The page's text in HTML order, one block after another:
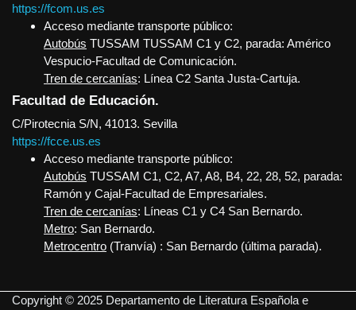
https://fcom.us.es
Acceso mediante transporte público:
Autobús TUSSAM TUSSAM C1 y C2, parada: Américo
Vespucio-Facultad de Comunicación.
Tren de cercanías: Línea C2 Santa Justa-Cartuja.
Facultad de Educación.
C/Pirotecnia S/N, 41013. Sevilla
https://fcce.us.es
Acceso mediante transporte público:
Autobús TUSSAM C1, C2, A7, A8, B4, 22, 28, 52, parada:
Ramón y Cajal-Facultad de Empresariales.
Tren de cercanías: Líneas C1 y C4 San Bernardo.
Metro: San Bernardo.
Metrocentro (Tranvía) : San Bernardo (última parada).
Copyright © 2025 Departamento de Literatura Española e